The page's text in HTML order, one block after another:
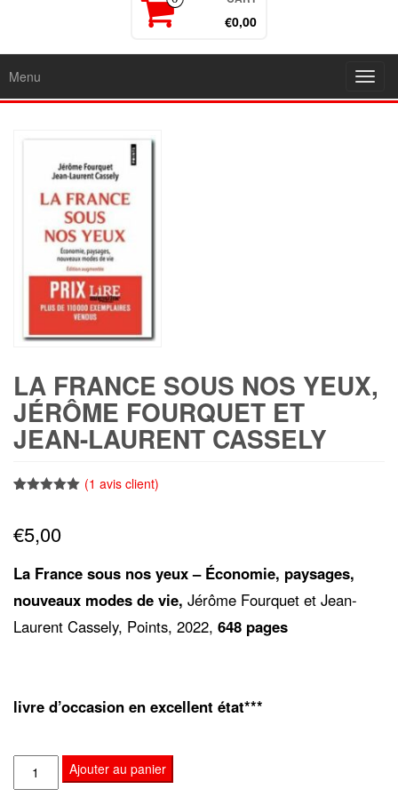
€0,00
Menu
LA FRANCE SOUS NOS YEUX,
JÉRÔME FOURQUET ET
JEAN-LAURENT CASSELY
basé sur
notation
(1 avis client)
€5,00
La France sous nos yeux – Économie, paysages,
nouveaux modes de vie, Jérôme Fourquet et Jean-
Laurent Cassely, Points, 2022, 648 pages
livre d’occasion en excellent état***
quantité
de
Ajouter au panier